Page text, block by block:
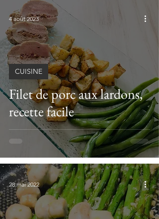
Filet de porc aux lardons,
recette facile
CUISINE
4 août 2023
28 mai 2022